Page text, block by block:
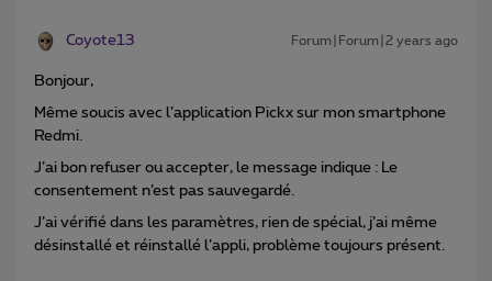
Coyote13 Forum|Forum|2 years ago
Bonjour,
Même soucis avec l’application Pickx sur mon smartphone
Redmi.
J’ai bon refuser ou accepter, le message indique : Le
consentement n’est pas sauvegardé.
J’ai vérifié dans les paramètres, rien de spécial, j’ai même
désinstallé et réinstallé l’appli, problème toujours présent.